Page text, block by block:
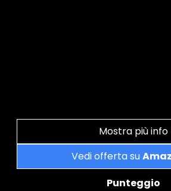
Mostra più info
Vedi offerta su
Punteggio